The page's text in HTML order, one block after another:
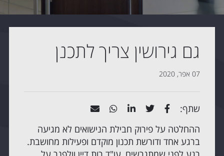
גם גירושין צריך לתכנן
07 אפר, 2020
שתף:
ההחלטה על פירוק חבילת הנישואים לא מגיעה
ברגע אחד ודורשת תכנון מוקדם ופעילות מחושבת.